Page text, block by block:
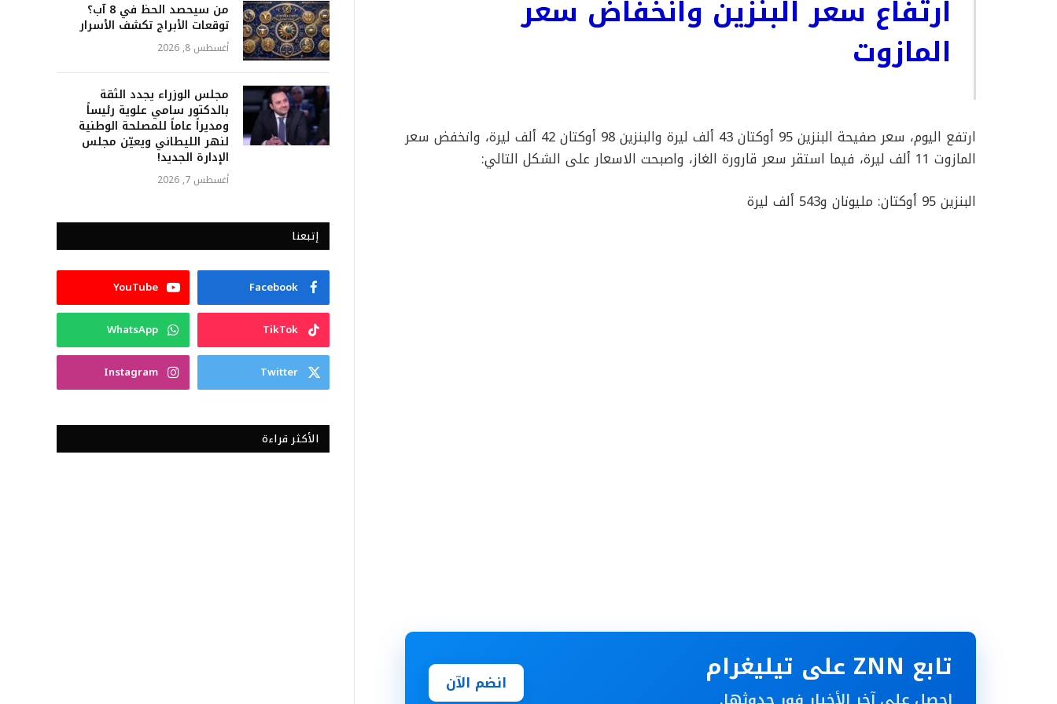
ارتفاع سعر البنزين وانخفاض سعر
المازوت
ارتفع اليوم، سعر صفيحة البنزين 95 أوكتان 43 ألف ليرة والبنزين 98 أوكتان 42 ألف ليرة، وانخفض سعر
المازوت 11 ألف ليرة، فيما استقر سعر قارورة الغاز، واصبحت الاسعار على الشكل التالي:
البنزين 95 أوكتان: مليونان و543 ألف ليرة
تابع ZNN على تيليغرام انضم الآن
من سيحصد الحظ في 8 آب؟
توقعات الأبراج تكشف الأسرار
أغسطس 8, 2026
مجلس الوزراء يجدد الثقة
بالدكتور سامي علوية رئيساً
ومديراً عاماً للمصلحة الوطنية
لنهر الليطاني ويعيّن مجلس
الإدارة الجديد!
أغسطس 7, 2026
إتبعنا
Facebook
YouTube
TikTok
WhatsApp
Twitter
Instagram
الأكثر قراءة